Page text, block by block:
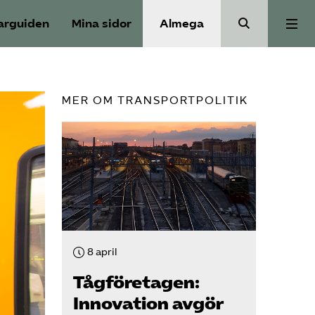
Mina sidor Almega
Reformagenda för järnvägen
Våra frågor
Aktiviteter
MER OM TRANSPORTPOLITIK
8 april
Tåg­företagen:
Innovation avgör